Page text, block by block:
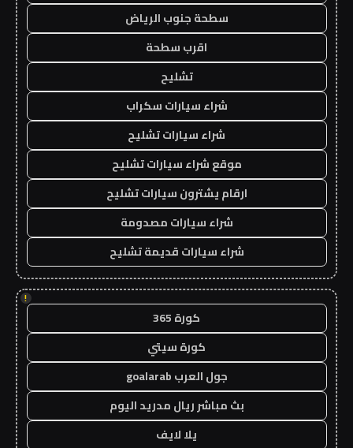
سطحة جنوب الرياض
اقرب سطحة
تشليح
شراء سيارات سكراب
شراء سيارات تشليح
موقع شراء سيارات تشليح
ارقام يشترون سيارات تشليح
شراء سيارات مصدومة
شراء سيارات قديمة تشليح
!
كورة 365
كورة سيتي
جول العرب goalarab
بث مباشر ريال مدريد اليوم
يلا لايف